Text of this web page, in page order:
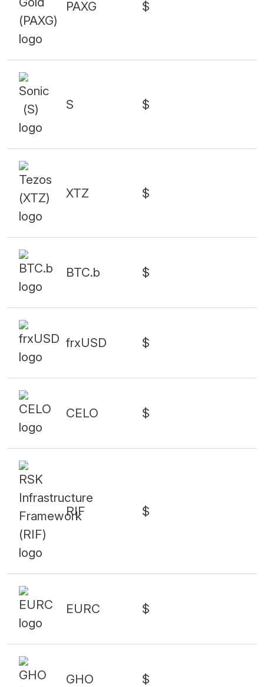
PAXG $
S $
XTZ $
BTC.b $
frxUSD $
CELO $
RIF $
EURC $
GHO $